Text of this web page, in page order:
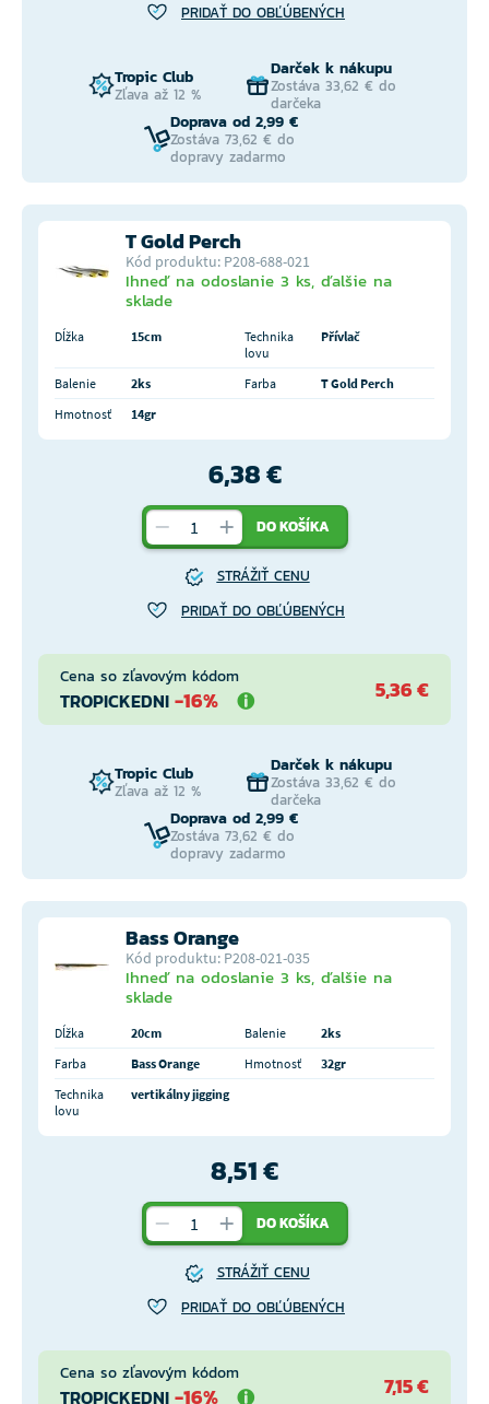
PRIDAŤ DO OBĽÚBENÝCH
Tropic Club
Zľava až 12 %
Darček k nákupu
Zostáva 33,62 € do
darčeka
Doprava od 2,99 €
Zostáva 73,62 € do
dopravy zadarmo
T Gold Perch
Kód produktu: P208-688-021
Ihneď na odoslanie 3 ks, ďalšie na
sklade
Dĺžka 15cm
Technika
lovu
Přívlač
Balenie 2ks Farba
T Gold Perch
Hmotnosť
14gr
6,38 €
DO KOŠÍKA
STRÁŽIŤ CENU
PRIDAŤ DO OBĽÚBENÝCH
Cena so zľavovým kódom
TROPICKEDNI -16% 5,36 €
Tropic Club
Zľava až 12 %
Darček k nákupu
Zostáva 33,62 € do
darčeka
Doprava od 2,99 €
Zostáva 73,62 € do
dopravy zadarmo
Bass Orange
Kód produktu: P208-021-035
Ihneď na odoslanie 3 ks, ďalšie na
sklade
Dĺžka 20cm Balenie
2ks
Farba
Bass Orange Hmotnosť
32gr
Technika
lovu
vertikálny jigging
8,51 €
DO KOŠÍKA
STRÁŽIŤ CENU
PRIDAŤ DO OBĽÚBENÝCH
Cena so zľavovým kódom
TROPICKEDNI -16% 7,15 €